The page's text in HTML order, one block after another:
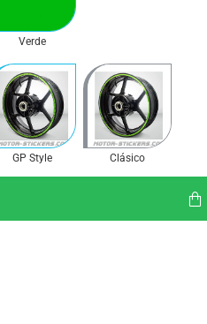
Verde
GP Style Clásico